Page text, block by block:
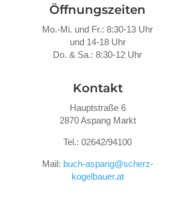
Öffnungszeiten
Mo.-Mi. und Fr.: 8:30-13 Uhr
und 14-18 Uhr
Do. & Sa.: 8:30-12 Uhr
Kontakt
Hauptstraße 6
2870 Aspang Markt
Tel.: 02642/94100
Mail: buch-aspang@scherz-
kogelbauer.at